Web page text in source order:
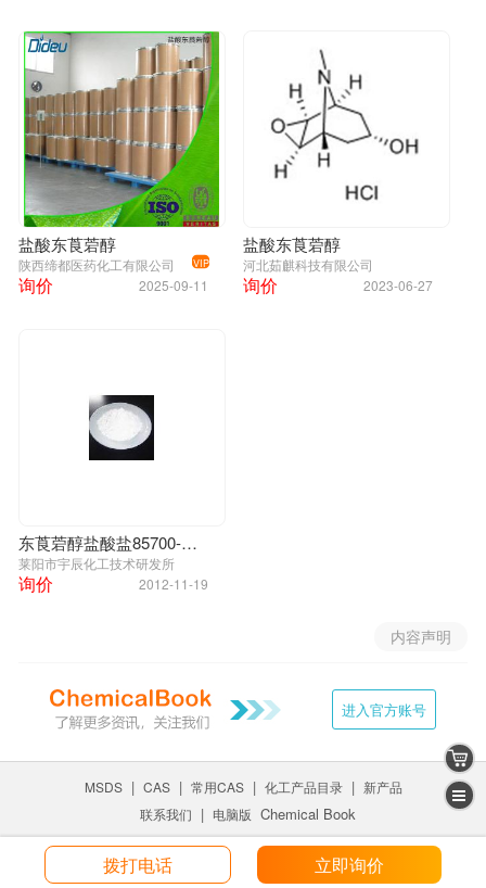
盐酸东莨菪醇
陕西缔都医药化工有限公司 VIP
2025-09-11
询价
盐酸东莨菪醇
河北茹麒科技有限公司
2023-06-27
询价
东莨菪醇盐酸盐85700-55-6
莱阳市宇辰化工技术研发所
2012-11-19
询价
内容声明
进入官方账号
拨打电话 立即询价
MSDS | CAS | 常用CAS | 化工产品目录 | 新产品
联系我们 | 电脑版 Chemical Book